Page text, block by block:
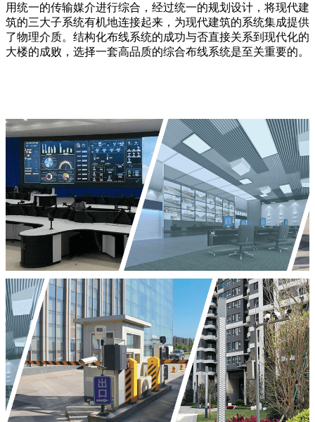
用统一的传输媒介进行综合，经过统一的规划设计，将现代建
筑的三大子系统有机地连接起来，为现代建筑的系统集成提供
了物理介质。结构化布线系统的成功与否直接关系到现代化的
大楼的成败，选择一套高品质的综合布线系统是至关重要的。